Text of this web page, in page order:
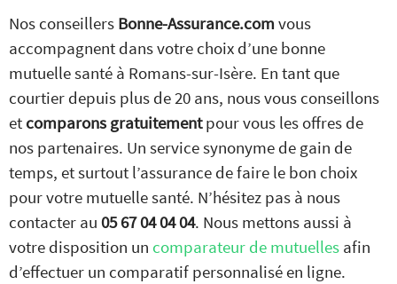
Nos conseillers Bonne-Assurance.com vous
accompagnent dans votre choix d’une bonne
mutuelle santé à Romans-sur-Isère. En tant que
courtier depuis plus de 20 ans, nous vous conseillons
et comparons gratuitementpour vous les offres de
nos partenaires. Un service synonyme de gain de
temps, et surtout l’assurance de faire le bon choix
pour votre mutuelle santé. N’hésitez pas à nous
contacter au 05 67 04 04 04. Nous mettons aussi à
votre disposition un comparateur de mutuelles afin
d’effectuer un comparatif personnalisé en ligne.